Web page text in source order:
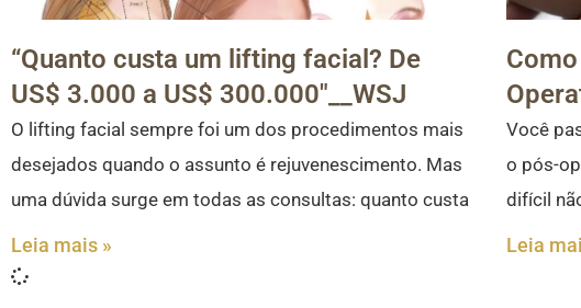
“Quanto custa um lifting facial? De
US$ 3.000 a US$ 300.000″__WSJ
O lifting facial sempre foi um dos procedimentos mais
desejados quando o assunto é rejuvenescimento. Mas
uma dúvida surge em todas as consultas: quanto custa
Leia mais »
Você
o pós-
difícil
Leia